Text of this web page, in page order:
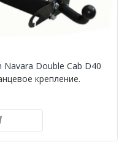
Double Cab D40
крепление.